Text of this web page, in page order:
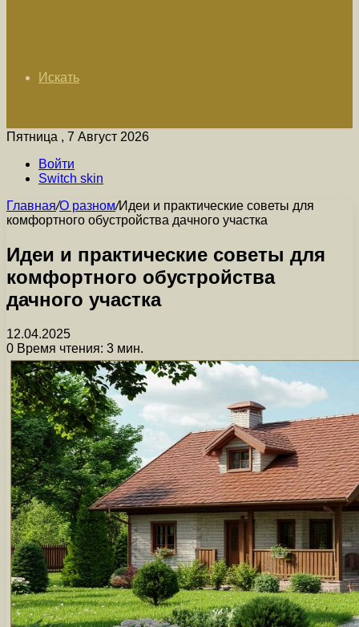
Искать
Пятница , 7 Август 2026
Войти
Switch skin
Главная/О разном/Идеи и практические советы для
комфортного обустройства дачного участка
Идеи и практические советы для
комфортного обустройства
дачного участка
12.04.2025
0 Время чтения: 3 мин.